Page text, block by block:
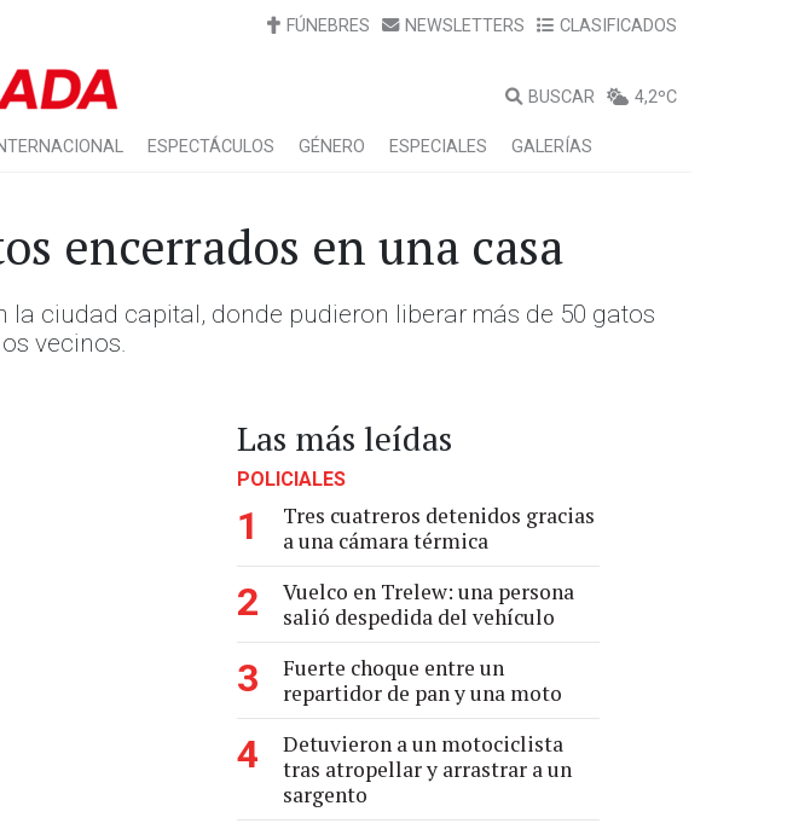
FÚNEBRES NEWSLETTERS CLASIFICADOS
BUSCAR 4,2ºC
ESPECTÁCULOS GÉNERO ESPECIALES GALERÍAS
encerrados en una casa
ciudad capital, donde pudieron liberar más de 50 gatos
vecinos.
Las más leídas
POLICIALES
1
Tres cuatreros detenidos gracias
a una cámara térmica
2
Vuelco en Trelew: una persona
salió despedida del vehículo
3
Fuerte choque entre un
repartidor de pan y una moto
4
Detuvieron a un motociclista
tras atropellar y arrastrar a un
sargento